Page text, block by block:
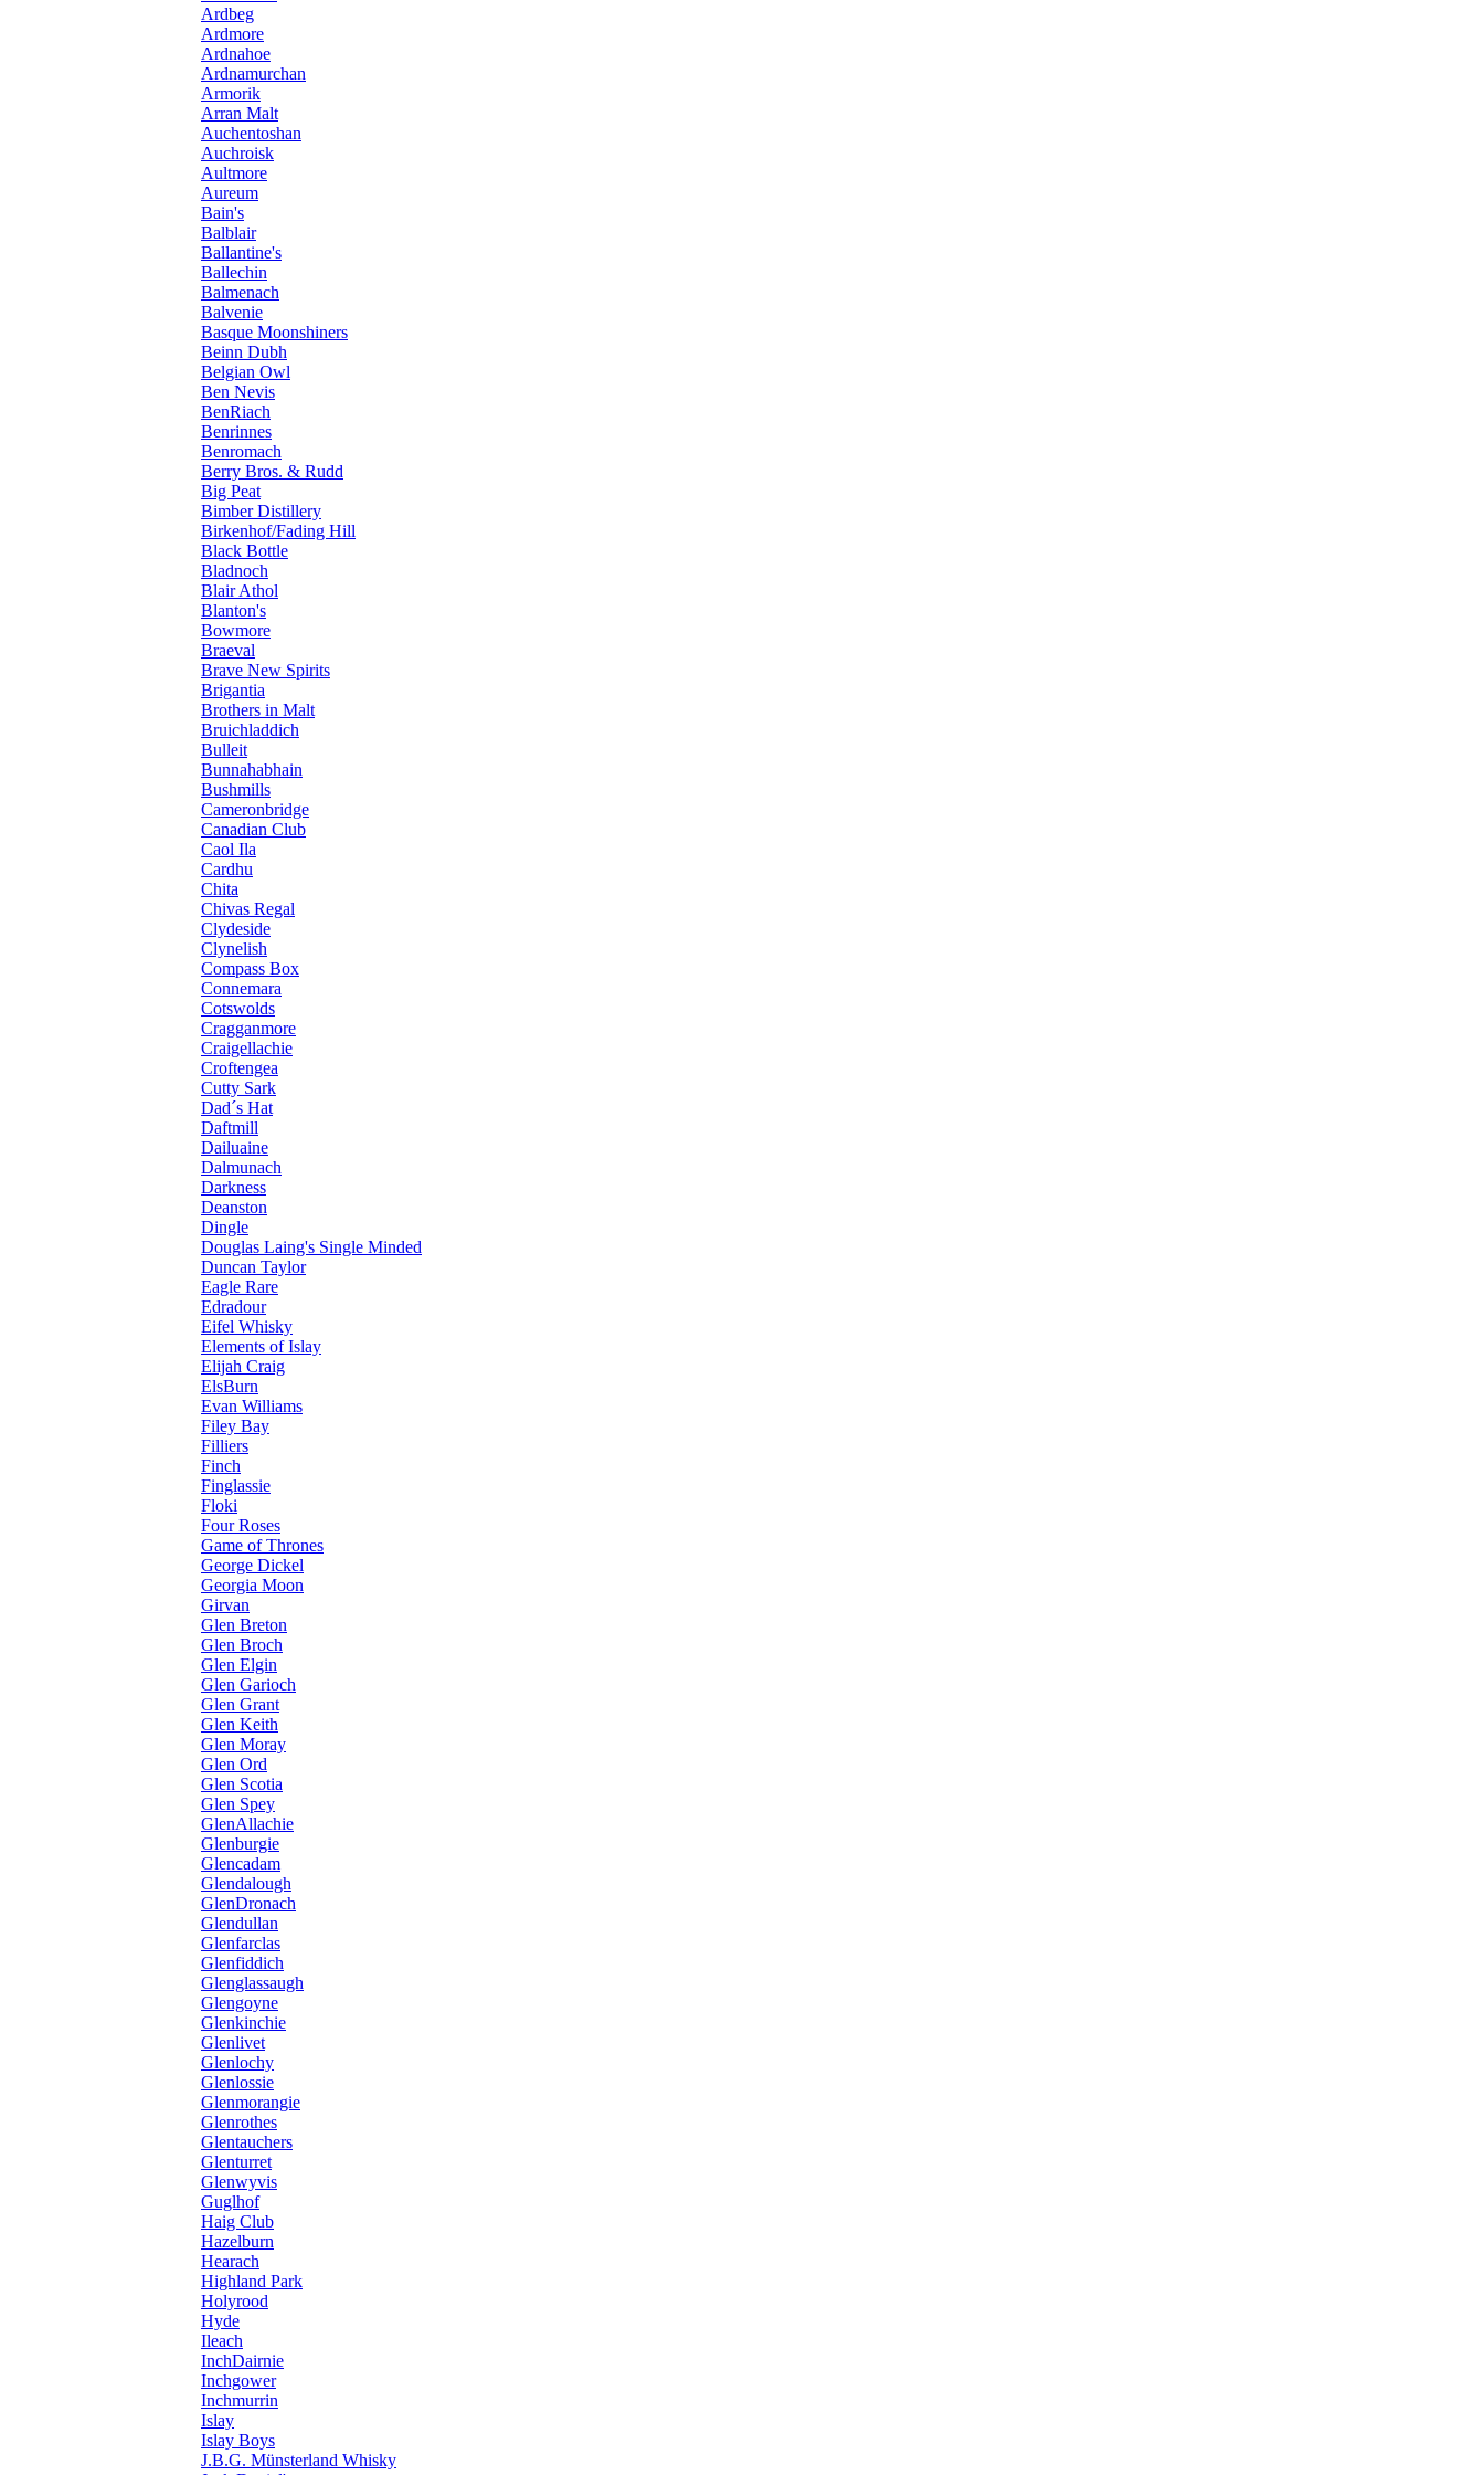
Ardbeg
Ardmore
Ardnahoe
Ardnamurchan
Armorik
Arran Malt
Auchentoshan
Auchroisk
Aultmore
Aureum
Bain's
Balblair
Ballantine's
Ballechin
Balmenach
Balvenie
Basque Moonshiners
Beinn Dubh
Belgian Owl
Ben Nevis
BenRiach
Benrinnes
Benromach
Berry Bros. & Rudd
Big Peat
Bimber Distillery
Birkenhof/Fading Hill
Black Bottle
Bladnoch
Blair Athol
Blanton's
Bowmore
Braeval
Brave New Spirits
Brigantia
Brothers in Malt
Bruichladdich
Bulleit
Bunnahabhain
Bushmills
Cameronbridge
Canadian Club
Caol Ila
Cardhu
Chita
Chivas Regal
Clydeside
Clynelish
Compass Box
Connemara
Cotswolds
Cragganmore
Craigellachie
Croftengea
Cutty Sark
Dad´s Hat
Daftmill
Dailuaine
Dalmunach
Darkness
Deanston
Dingle
Douglas Laing's Single Minded
Duncan Taylor
Eagle Rare
Edradour
Eifel Whisky
Elements of Islay
Elijah Craig
ElsBurn
Evan Williams
Filey Bay
Filliers
Finch
Finglassie
Floki
Four Roses
Game of Thrones
George Dickel
Georgia Moon
Girvan
Glen Breton
Glen Broch
Glen Elgin
Glen Garioch
Glen Grant
Glen Keith
Glen Moray
Glen Ord
Glen Scotia
Glen Spey
GlenAllachie
Glenburgie
Glencadam
Glendalough
GlenDronach
Glendullan
Glenfarclas
Glenfiddich
Glenglassaugh
Glengoyne
Glenkinchie
Glenlivet
Glenlochy
Glenlossie
Glenmorangie
Glenrothes
Glentauchers
Glenturret
Glenwyvis
Guglhof
Haig Club
Hazelburn
Hearach
Highland Park
Holyrood
Hyde
Ileach
InchDairnie
Inchgower
Inchmurrin
Islay
Islay Boys
J.B.G. Münsterland Whisky